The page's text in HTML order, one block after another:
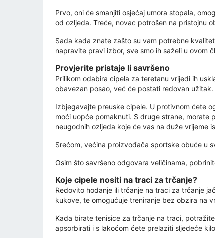
Prvo, oni će smanjiti osjećaj umora stopala,
od ozljeda. Treće, novac potrošen na pristojnu
Sada kada znate zašto su vam potrebne
napravite pravi izbor, sve smo ih saželi u ovom
Provjerite pristaje li savršeno
Prilikom odabira cipela za teretanu vrijedi ih
obavezan posao, već će postati redovan užitak.
Izbjegavajte preuske cipele. U protivnom ćete
moći uopće pomaknuti. S druge strane,
neugodnih ozljeda koje će vas na duže vrijeme
Srećom, većina proizvođača sportske obuće u
Osim što savršeno odgovara veličinama,
Koje cipele nositi na traci za trčanje?
Redovito hodanje ili trčanje na traci za trčanje
kukove, te omogućuje treniranje bez obzira na
Kada birate tenisice za trčanje na traci,
apsorbirati i s lakoćom ćete prelaziti sljedeće